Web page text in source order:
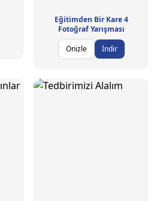
Eğitimden Bir Kare 4
Fotoğraf Yarışması
Önizle
İndir